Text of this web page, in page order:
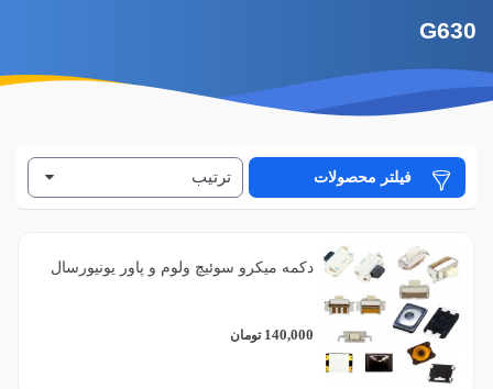
G630
فیلتر براساس رنگ
بنفش 1
سبز 1
فیلتر براساس کیفیت
میکرو فایبر 1
های - کپی 1
فیلتر براساس برند
متفرقه 11
فیلتر محصولات ترتیب
دکمه میکرو سوئیچ ولوم و پاور یونیورسال
140,000 تومان